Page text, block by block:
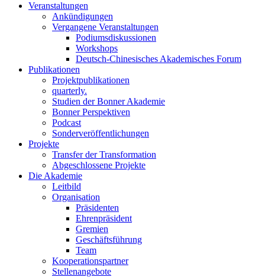
Veranstaltungen
Ankündigungen
Vergangene Veranstaltungen
Podiumsdiskussionen
Workshops
Deutsch-Chinesisches Akademisches Forum
Publikationen
Projektpublikationen
quarterly.
Studien der Bonner Akademie
Bonner Perspektiven
Podcast
Sonderveröffentlichungen
Projekte
Transfer der Transformation
Abgeschlossene Projekte
Die Akademie
Leitbild
Organisation
Präsidenten
Ehrenpräsident
Gremien
Geschäftsführung
Team
Kooperationspartner
Stellenangebote